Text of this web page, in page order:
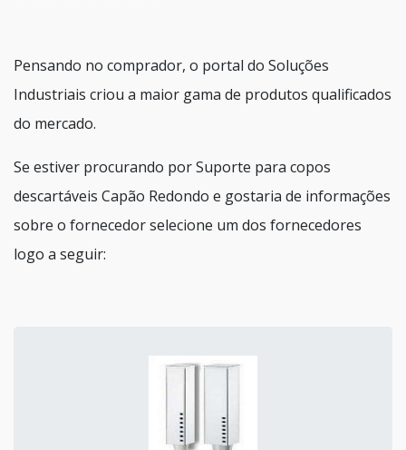
Pensando no comprador, o portal do Soluções
Industriais criou a maior gama de produtos qualificados
do mercado.
Se estiver procurando por Suporte para copos
descartáveis Capão Redondo e gostaria de informações
sobre o fornecedor selecione um dos fornecedores
logo a seguir: